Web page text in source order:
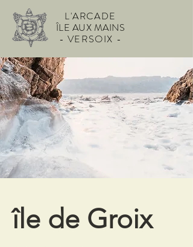
L'ARCADE
ÎLE AUX MAINS
- VERSOIX -
île de Groix